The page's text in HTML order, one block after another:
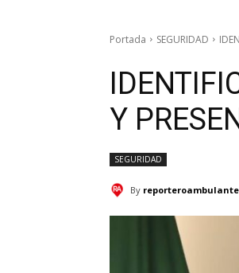
Portada SEGURIDAD
Y
SEGURIDAD
By